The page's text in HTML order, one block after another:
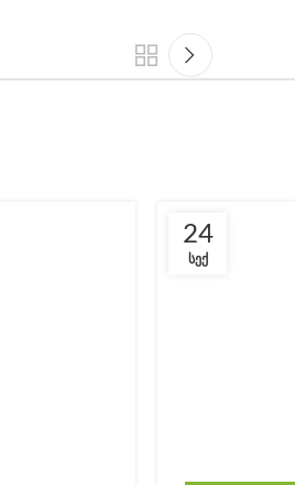
24
ᲡᲔᲥ